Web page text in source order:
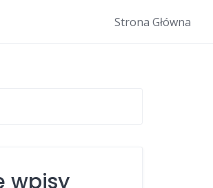
Strona Główna
wpisy